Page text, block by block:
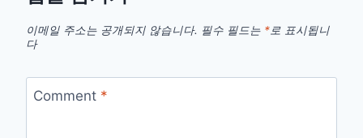
이메일 주소는 공개되지 않습니다. 필수 필드는 *로 표시됩니
다
Comment *